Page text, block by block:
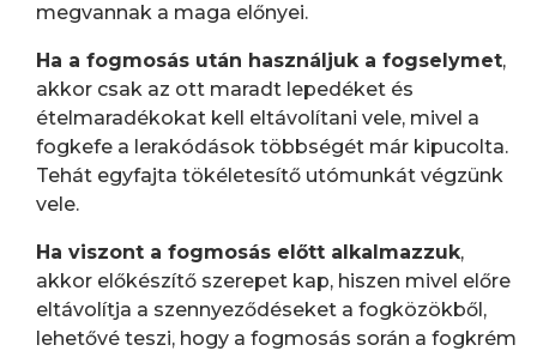
megvannak a maga előnyei.
Ha a fogmosás után használjuk a fogselymet,
akkor csak az ott maradt lepedéket és
ételmaradékokat kell eltávolítani vele, mivel a
fogkefe a lerakódások többségét már kipucolta.
Tehát egyfajta tökéletesítő utómunkát végzünk
vele.
Ha viszont a fogmosás előtt alkalmazzuk,
akkor előkészítő szerepet kap, hiszen mivel előre
eltávolítja a szennyeződéseket a fogközökből,
lehetővé teszi, hogy a fogmosás során a fogkrém